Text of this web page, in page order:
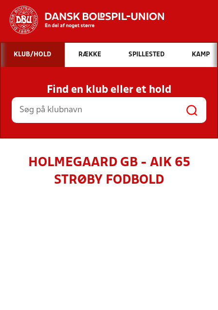
Hvad vil du søge efter?
INDHOLD OG NYHEDER
STILLINGER, RESULTATER, KLUBBER OG
HOLD
KLUB/HOLD RÆKKE SPILLESTED KAMP
Find en klub eller et hold
HOLMEGAARD GB - AIK 65
STRØBY FODBOLD